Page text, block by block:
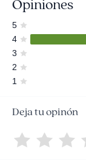
Opiniones
5
4
3
2
1
Deja tu opinón